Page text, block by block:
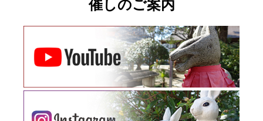
催しのご案内